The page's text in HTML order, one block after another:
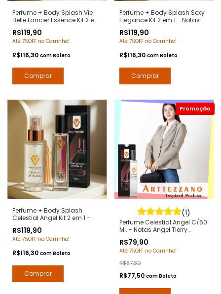
Perfume + Body Splash Vie
Belle Lancier Essence Kit 2 em
Lancome - Arte 1 Perfumes
R$119,90
Até 7%OFF no Carrinho!
R$116,30 comBoleto
Perfume + Body Splash Sexy
Elegance Kit 2 em 1 - Notas
Arte 1 Perfumes
R$119,90
Até 7%OFF no Carrinho!
R$116,30 comBoleto
Perfume + Body Splash
Celestial Angel Kit 2 em 1 -
Arte 1 Perfumes
R$119,90
Até 7%OFF no Carrinho!
R$116,30 comBoleto
(1)
Perfume Celestial Angel C/50
Ml. - Notas Angel Tierry
Premium - Arte 1 Perfumes
R$79,90
Até 7%OFF no Carrinho!
R$87,30
R$77,50 comBoleto